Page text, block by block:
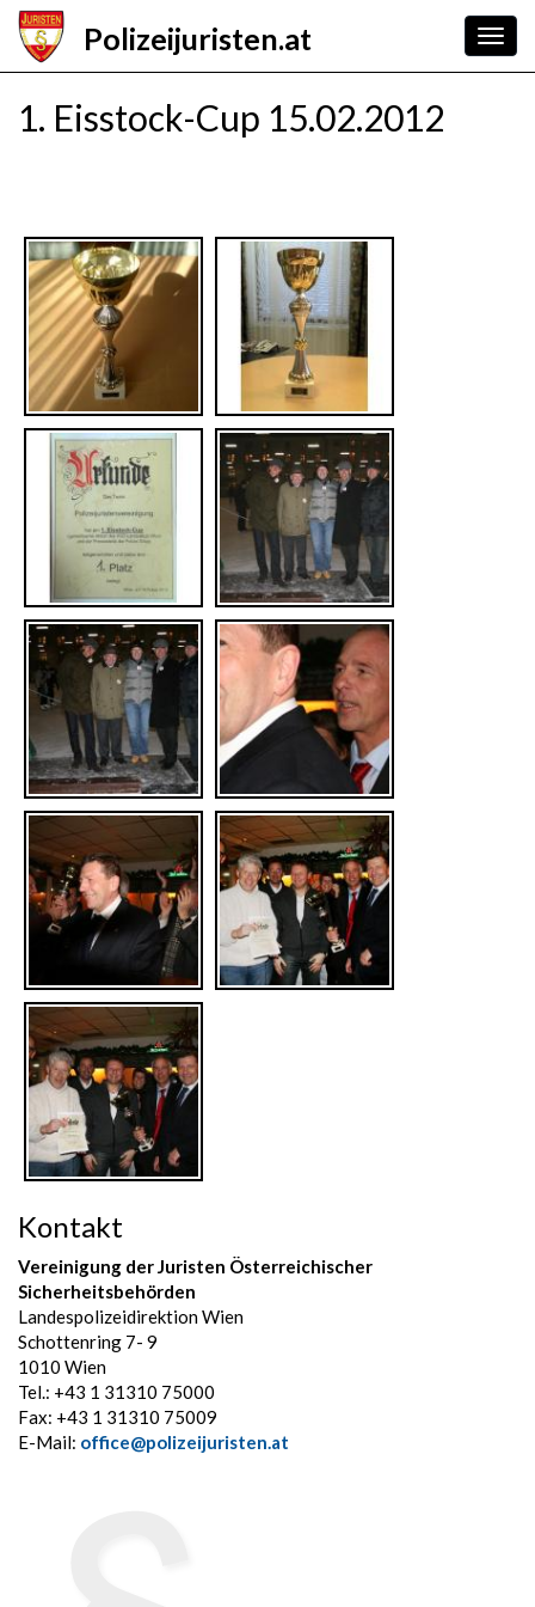
Skip
main
Polizeijuristen.at
1. Eisstock-Cup 15.02.2012
Kontakt
Vereinigung der Juristen Österreichischer
Sicherheitsbehörden
Landespolizeidirektion Wien
Schottenring 7- 9
1010 Wien
Tel.: +43 1 31310 75000
Fax: +43 1 31310 75009
E-Mail: office@polizeijuristen.at